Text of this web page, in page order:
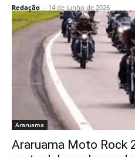
Redação - 14 de junho de 2026
Araruama
Araruama Moto Rock